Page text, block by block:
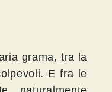
grama, tra la
E fra le